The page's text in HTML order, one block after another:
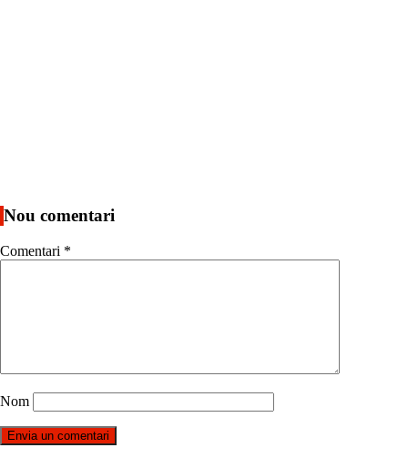
Nou comentari
Comentari *
Nom